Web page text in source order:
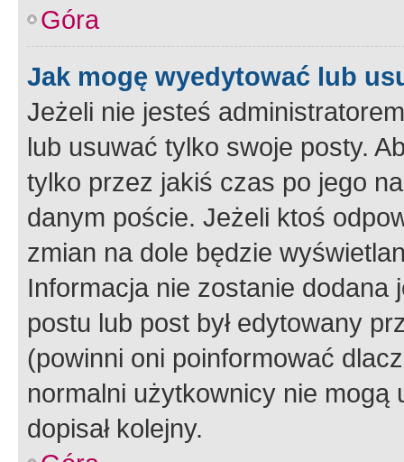
Góra
Jak mogę wyedytować lub
Jeżeli nie jesteś
lub usuwać tylko swoje posty.
tylko przez jakiś czas po jego
danym poście. Jeżeli ktoś
zmian na dole będzie
Informacja nie zostanie dodana
postu lub post był edytowany
(powinni oni poinformować
normalni użytkownicy nie
dopisał kolejny.